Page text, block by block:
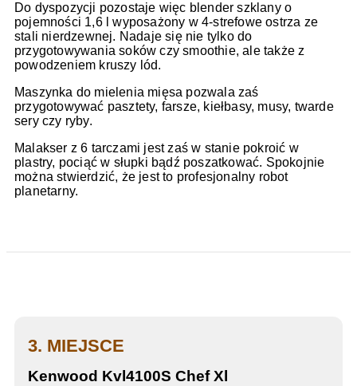
Do dyspozycji pozostaje więc blender szklany o
pojemności 1,6 l wyposażony w 4-strefowe ostrza ze
stali nierdzewnej. Nadaje się nie tylko do
przygotowywania soków czy smoothie, ale także z
powodzeniem kruszy lód.
Maszynka do mielenia mięsa pozwala zaś
przygotowywać pasztety, farsze, kiełbasy, musy, twarde
sery czy ryby.
Malakser z 6 tarczami jest zaś w stanie pokroić w
plastry, pociąć w słupki bądź poszatkować. Spokojnie
można stwierdzić, że jest to profesjonalny robot
planetarny.
3. MIEJSCE
Kenwood Kvl4100S Chef Xl